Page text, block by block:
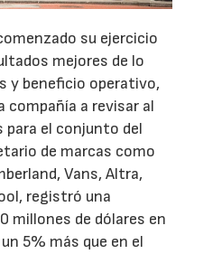
su ejercicio
mejores de lo
y beneficio operativo,
compañía a revisar al
para el conjunto del
de marcas como
Vans, Altra,
registró una
millones de dólares en
5% más que en el